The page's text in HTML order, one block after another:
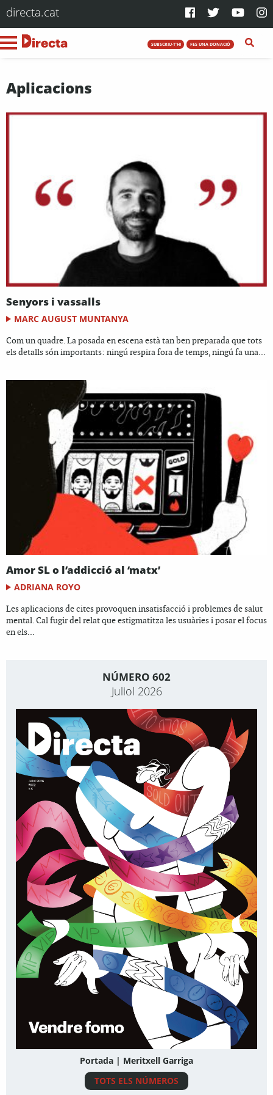
directa.cat
SUBSCRIU-T'HI FES UNA DONACIÓ
Aplicacions
Senyors i vassalls
MARC AUGUST MUNTANYA
Com un quadre. La posada en escena està tan ben preparada que tots
els detalls són importants: ningú respira fora de temps, ningú fa una...
Amor SL o l’addicció al ‘matx’
ADRIANA ROYO
Les aplicacions de cites provoquen insatisfacció i problemes de salut
mental. Cal fugir del relat que estigmatitza les usuàries i posar el focus
en els...
NÚMERO 602
Juliol 2026
Portada | Meritxell Garriga
TOTS ELS NÚMEROS